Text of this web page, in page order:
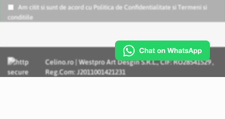
Am citit si sunt de acord cu Politica de Confidentialitate si
Termeni si
conditiile
Celino.ro | Westpro Art Desgin S.R.L., CIF: RO28541529 ,
Reg.Com: J2011001421231